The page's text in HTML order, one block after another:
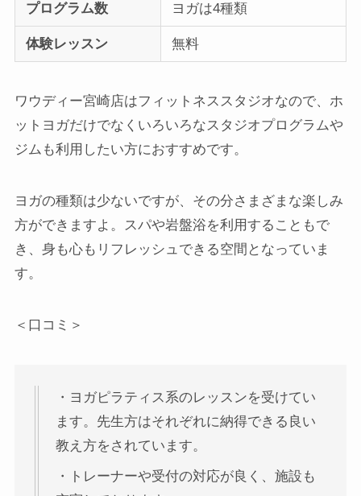
プログラム数 ヨガは4種類
体験レッスン 無料
ワウディー宮崎店はフィットネススタジオなので、ホ
ットヨガだけでなくいろいろなスタジオプログラムや
ジムも利用したい方におすすめです。
ヨガの種類は少ないですが、その分さまざまな楽しみ
方ができますよ。スパや岩盤浴を利用することもで
き、身も心もリフレッシュできる空間となっていま
す。
＜口コミ＞
・ヨガピラティス系のレッスンを受けてい
ます。先生方はそれぞれに納得できる良い
教え方をされています。
・トレーナーや受付の対応が良く、施設も